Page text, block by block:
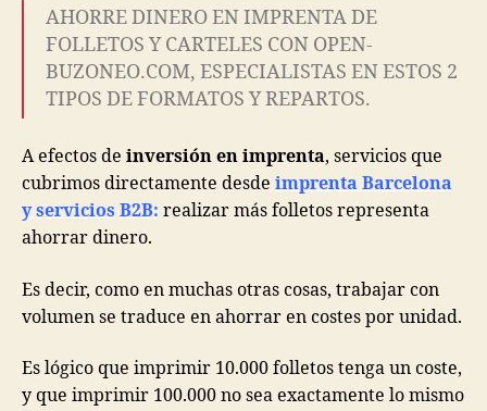
AHORRE DINERO EN IMPRENTA DE
FOLLETOS Y CARTELES CON OPEN-
BUZONEO.COM, ESPECIALISTAS EN ESTOS 2
TIPOS DE FORMATOS Y REPARTOS.
A efectos de inversión en imprenta, servicios que
cubrimos directamente desde imprenta Barcelona
y servicios B2B: realizar más folletos representa
ahorrar dinero.
Es decir, como en muchas otras cosas, trabajar con
volumen se traduce en ahorrar en costes por unidad.
Es lógico que imprimir 10.000 folletos tenga un coste,
y que imprimir 100.000 no sea exactamente lo mismo